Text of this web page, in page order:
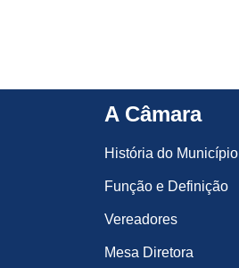
A Câmara
História do Município
Função e Definição
Vereadores
Mesa Diretora